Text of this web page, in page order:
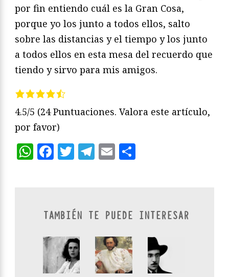
por fin entiendo cuál es la Gran Cosa,
porque yo los junto a todos ellos, salto
sobre las distancias y el tiempo y los junto
a todos ellos en esta mesa del recuerdo que
tiendo y sirvo para mis amigos.
4.5/5 (24 Puntuaciones. Valora este artículo,
por favor)
WhatsApp
Facebook
Twitter
Telegram
Email
TAMBIÉN TE PUEDE INTERESAR